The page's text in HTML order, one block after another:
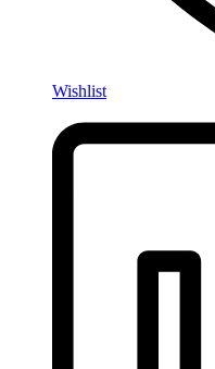
Wishlist